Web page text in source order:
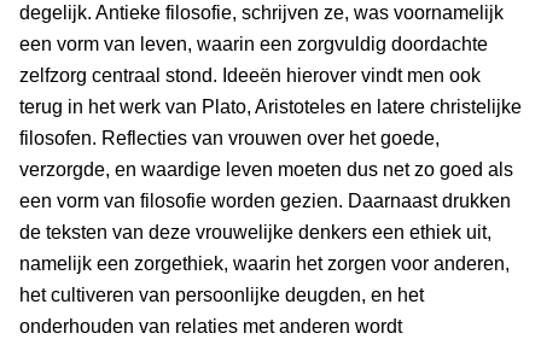
degelijk. Antieke filosofie, schrijven ze, was voornamelijk
een vorm van leven, waarin een zorgvuldig doordachte
zelfzorg centraal stond. Ideeën hierover vindt men ook
terug in het werk van Plato, Aristoteles en latere christelijke
filosofen. Reflecties van vrouwen over het goede,
verzorgde, en waardige leven moeten dus net zo goed als
een vorm van filosofie worden gezien. Daarnaast drukken
de teksten van deze vrouwelijke denkers een ethiek uit,
namelijk een zorgethiek, waarin het zorgen voor anderen,
het cultiveren van persoonlijke deugden, en het
onderhouden van relaties met anderen wordt